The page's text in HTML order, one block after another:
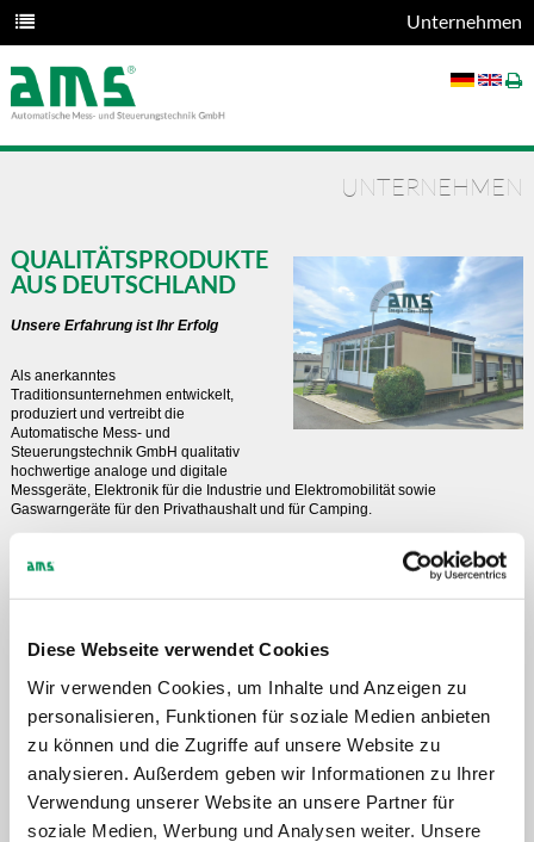
Diese Webseite verwendet Cookies
Wir verwenden Cookies, um Inhalte und Anzeigen zu
personalisieren, Funktionen für soziale Medien anbieten
zu können und die Zugriffe auf unsere Website zu
analysieren. Außerdem geben wir Informationen zu Ihrer
Verwendung unserer Website an unsere Partner für
soziale Medien, Werbung und Analysen weiter. Unsere
Unternehmen
UNTERNEHMEN
QUALITÄTSPRODUKTE
AUS DEUTSCHLAND
Unsere Erfahrung ist Ihr Erfolg
Als anerkanntes
Traditionsunternehmen entwickelt,
produziert und vertreibt die
Automatische Mess- und
Steuerungstechnik GmbH qualitativ
hochwertige analoge und digitale
Messgeräte, Elektronik für die Industrie und Elektromobilität sowie
Gaswarngeräte für den Privathaushalt und für Camping.
Die AMS GmbH wurde im Jahr 1979 gegründet. Heute sind wir einer der
Die AMS ist als zuverlässiger, schneller und kompetenter Partner für den
Handel und die Industrie anerkannt. Unsere erfahrenen und qualifizierten
Mitarbeiterinnen und Mitarbeiter und unser umfangreicher Maschinenpark
ermöglichen eine hohe Fertigungstiefe und kundenspezifische
Sonderfertigungen auch in kleinen Stückzahlen. Jedes unserer Geräte wird
nach höchsten Standards gefertigt und wird vor dem Versand einer
umfassenden Funktionskontrolle unterzogen.